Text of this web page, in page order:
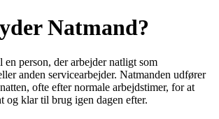
Natmand?
en person, der arbejder natligt som
anden servicearbejder. Natmanden udfører
ofte efter normale arbejdstimer, for at
og klar til brug igen dagen efter.